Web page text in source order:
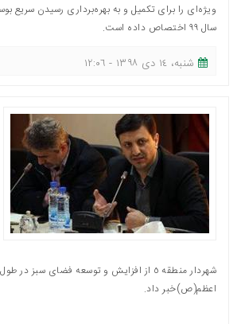
ویژه‌ای را برای تکمیل و به بهره‌برداری رسیدن سریع
سال ٩٩ اختصاص داده است.
شنبه، ١٤ دی ١٣٩٨ - ١٢:٠٦
شهردار منطقه ٥ از افزایش و توسعه فضای سبز در
اعظم(ص)خبر داد.